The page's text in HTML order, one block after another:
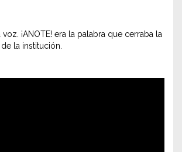
¡ANOTE! era la palabra que cerraba la
la institución.